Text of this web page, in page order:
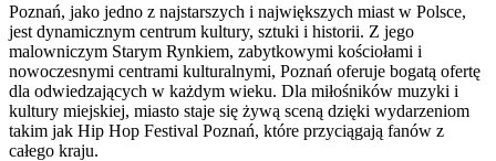
Poznań, jako jedno z najstarszych i największych miast w Polsce,
jest dynamicznym centrum kultury, sztuki i historii. Z jego
malowniczym Starym Rynkiem, zabytkowymi kościołami i
nowoczesnymi centrami kulturalnymi, Poznań oferuje bogatą ofertę
dla odwiedzających w każdym wieku. Dla miłośników muzyki i
kultury miejskiej, miasto staje się żywą sceną dzięki wydarzeniom
takim jak Hip Hop Festival Poznań, które przyciągają fanów z
całego kraju.